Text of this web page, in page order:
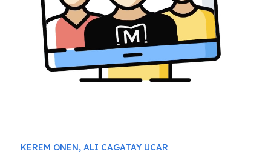
KEREM ONEN, ALI CAGATAY UCAR